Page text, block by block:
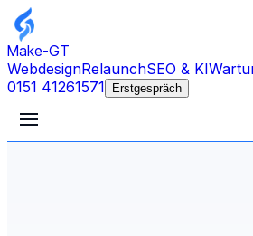
Make-GT
WebdesignRelaunchSEO & KI
0151 41261571
Erstgespräch